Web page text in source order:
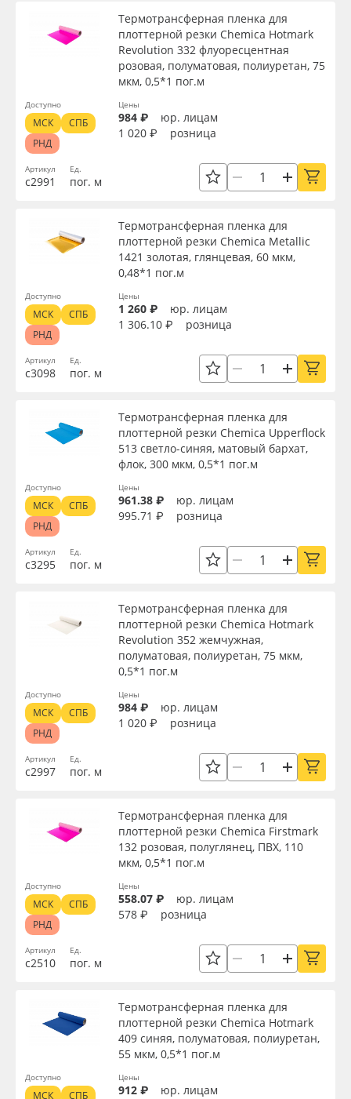
Артикул
с2991
Термотрансферная пленка для
плоттерной резки Chemica Hotmark
Revolution 332 флуоресцентная
розовая, полуматовая, полиуретан, 75
мкм, 0,5*1 пог.м
Ед.
пог. м
Цены
984 ₽
юр. лицам
1 020 ₽
розница
Доступно
МСК
СПБ
РНД
Артикул
с3098
Термотрансферная пленка для
плоттерной резки Chemica Metallic
1421 золотая, глянцевая, 60 мкм,
0,48*1 пог.м
Ед.
пог. м
Цены
1 260 ₽
юр. лицам
1 306.10 ₽
розница
Доступно
МСК
СПБ
РНД
Артикул
с3295
Термотрансферная пленка для
плоттерной резки Chemica Upperflock
513 светло-синяя, матовый бархат,
флок, 300 мкм, 0,5*1 пог.м
Ед.
пог. м
Цены
961.38 ₽
юр. лицам
995.71 ₽
розница
Доступно
МСК
СПБ
РНД
Артикул
с2997
Термотрансферная пленка для
плоттерной резки Chemica Hotmark
Revolution 352 жемчужная,
полуматовая, полиуретан, 75 мкм,
0,5*1 пог.м
Ед.
пог. м
Цены
984 ₽
юр. лицам
1 020 ₽
розница
Доступно
МСК
СПБ
РНД
Артикул
с2510
Термотрансферная пленка для
плоттерной резки Chemica Firstmark
132 розовая, полуглянец, ПВХ, 110
мкм, 0,5*1 пог.м
Ед.
пог. м
Цены
558.07 ₽
юр. лицам
578 ₽
розница
Доступно
МСК
СПБ
РНД
Термотрансферная пленка для
плоттерной резки Chemica Hotmark
409 синяя, полуматовая, полиуретан,
55 мкм, 0,5*1 пог.м
Цены
912 ₽
юр. лицам
Доступно
МСК СПБ